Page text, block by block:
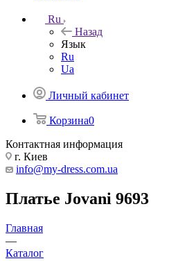
Ru
Назад
Язык
Ru
Ua
Личный кабинет
Корзина0
Контактная информация
г. Киев
info@my-dress.com.ua
Платье Jovani 9693
Главная
—
Каталог